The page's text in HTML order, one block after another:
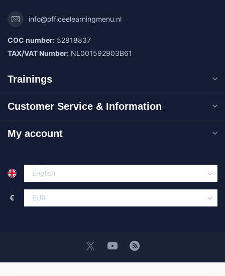
info@officeelearningmenu.nl
COC number: 52818837
TAX/VAT Number: NL001592903B61
Trainings
Customer Service & Information
My account
€